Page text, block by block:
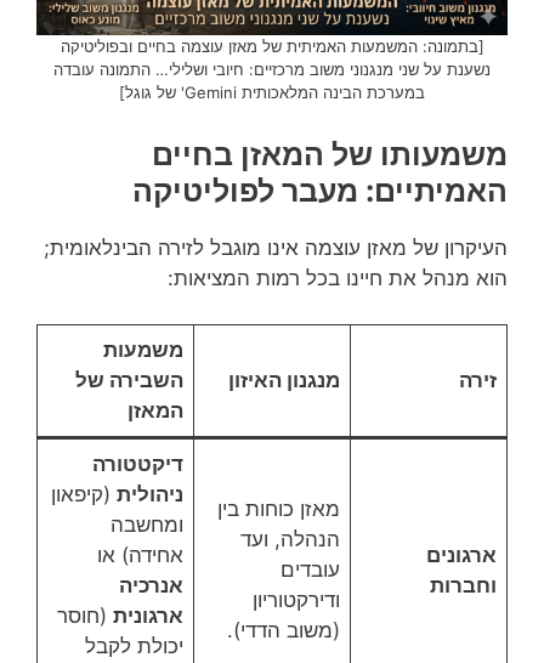
[בתמונה: המשמעות האמיתית של מאזן עוצמה בחיים ובפוליטיקה
נשענת על שני מנגנוני משוב מרכזיים: חיובי ושלילי… התמונה עובדה
במערכת הבינה המלאכותית Gemini' של גוגל]
משמעותו של המאזן בחיים
האמיתיים: מעבר לפוליטיקה
העיקרון של מאזן עוצמה אינו מוגבל לזירה הבינלאומית;
הוא מנהל את חיינו בכל רמות המציאות:
זירה מנגנון האיזון
משמעות
השבירה של
המאזן
ארגונים
וחברות
מאזן כוחות בין
הנהלה, ועד
עובדים
ודירקטוריון
(משוב הדדי).
דיקטטורה
ניהולית (קיפאון
ומחשבה
אחידה) או
אנרכיה
ארגונית (חוסר
יכולת לקבל